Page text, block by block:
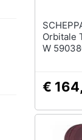
SCHEPPACH -
Orbitale
W
€